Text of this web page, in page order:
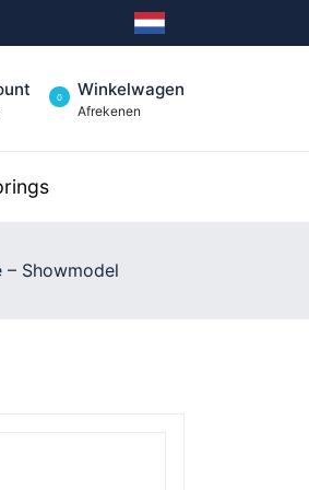
0 Winkelwagen
Afrekenen
Showmodel